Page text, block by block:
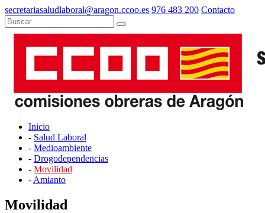
secretariasaludlaboral@aragon.ccoo.es 976 483 200 Contacto
Inicio
- Salud Laboral
- Medioambiente
- Drogodependencias
- Movilidad
- Amianto
Movilidad